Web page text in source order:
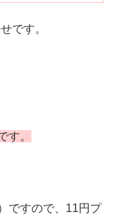
です。
す。
ですので、11円プ